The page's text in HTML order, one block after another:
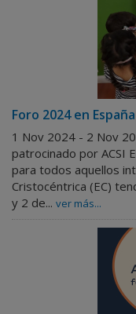
Foro 2024 en España
1 Nov 2024 - 2 Nov
patrocinado por ACSI
para todos aquellos
Cristocéntrica (EC)
y 2 de... ver más...